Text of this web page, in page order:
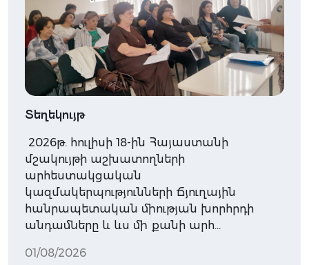
Տեղեկույթ
2026թ. հուլիսի 18-ին Հայաստանի
մշակույթի աշխատողների
արհեստակցական
կազմակերպությունների Ճյուղային
հանրապետական միության խորհրդի
անդամները և ևս մի քանի արհ…
01/08/2026